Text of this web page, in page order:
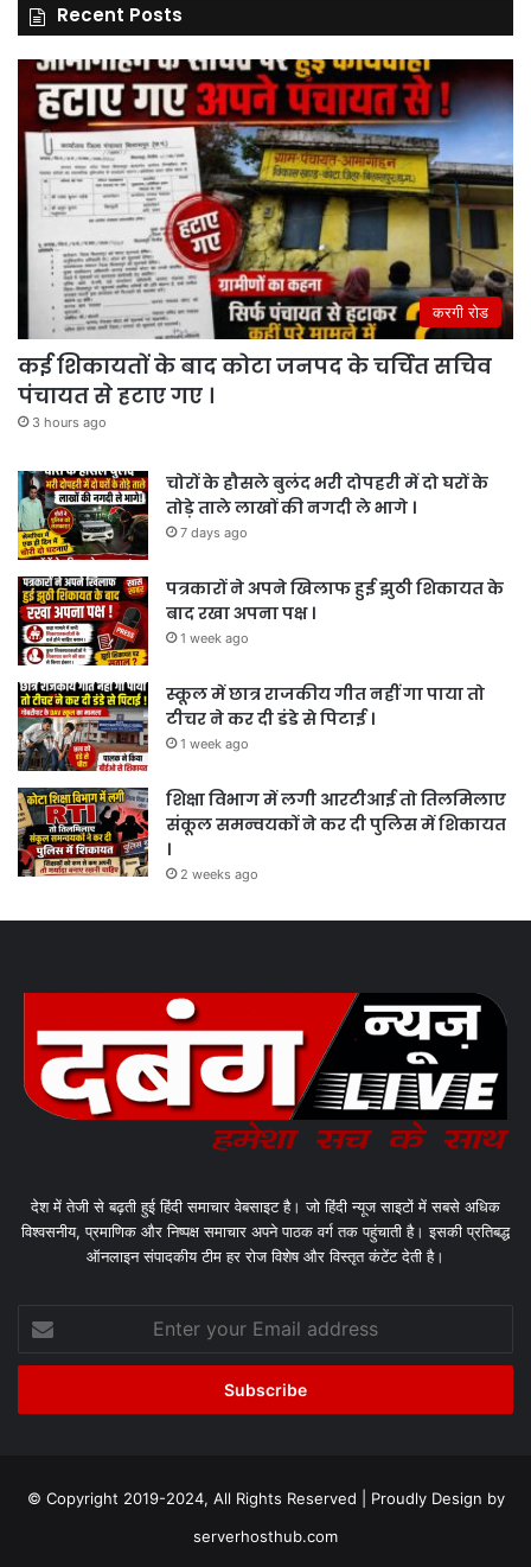
Recent Posts
करगी रोड
कई शिकायतों के बाद कोटा जनपद के चर्चित सचिव
पंचायत से हटाए गए ।
3 hours ago
चोरों के हौसले बुलंद भरी दोपहरी में दो घरों के
तोड़े ताले लाखों की नगदी ले भागे ।
7 days ago
पत्रकारों ने अपने खिलाफ हुई झुठी शिकायत के
बाद रखा अपना पक्ष ।
1 week ago
स्कूल में छात्र राजकीय गीत नहीं गा पाया तो
टीचर ने कर दी डंडे से पिटाई ।
1 week ago
शिक्षा विभाग में लगी आरटीआई तो तिलमिलाए
संकूल समन्वयकों ने कर दी पुलिस में शिकायत
।
2 weeks ago
देश में तेजी से बढ़ती हुई हिंदी समाचार वेबसाइट है। जो हिंदी न्यूज साइटों में सबसे अधिक
विश्वसनीय, प्रमाणिक और निष्पक्ष समाचार अपने पाठक वर्ग तक पहुंचाती है। इसकी प्रतिबद्ध
ऑनलाइन संपादकीय टीम हर रोज विशेष और विस्तृत कंटेंट देती है।
your
Email
© Copyright 2019-2024, All Rights Reserved | Proudly Design by
serverhosthub.com